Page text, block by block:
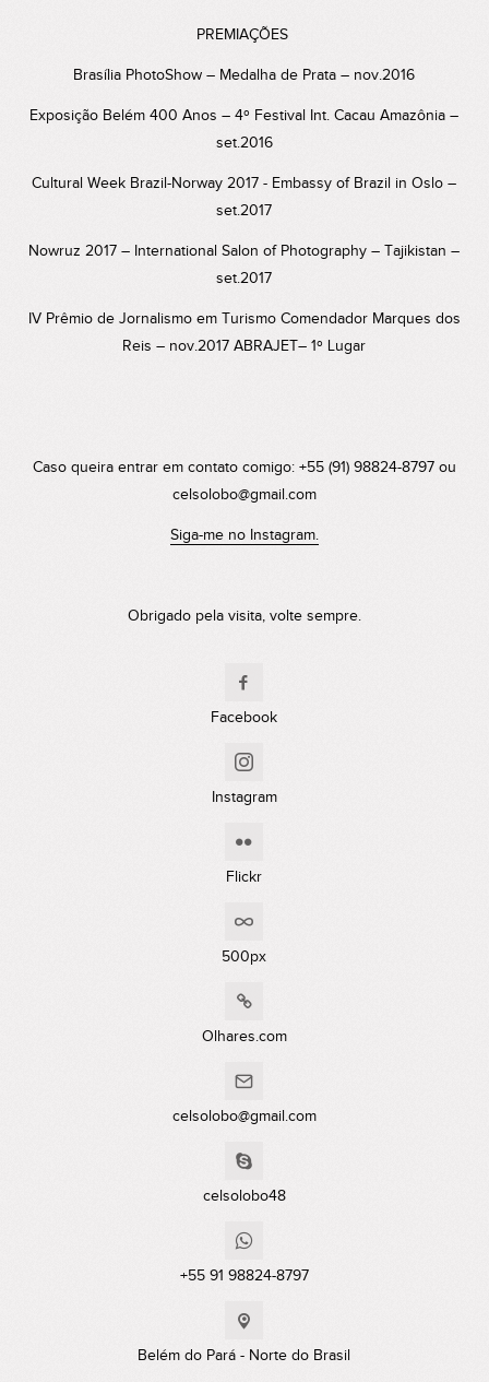
PREMIAÇÕES
Brasília PhotoShow – Medalha de Prata – nov.2016
Exposição Belém 400 Anos – 4º Festival Int. Cacau Amazônia –
set.2016
Cultural Week Brazil-Norway 2017 - Embassy of Brazil in Oslo –
set.2017
Nowruz 2017 – International Salon of Photography – Tajikistan –
set.2017
IV Prêmio de Jornalismo em Turismo Comendador Marques dos
Reis – nov.2017 ABRAJET– 1º Lugar
Caso queira entrar em contato comigo: +55 (91) 98824-8797 ou
celsolobo@gmail.com
Siga-me no Instagram.
Obrigado pela visita, volte sempre.
Facebook
Instagram
Flickr
500px
Olhares.com
celsolobo@gmail.com
celsolobo48
+55 91 98824-8797
Belém do Pará - Norte do Brasil